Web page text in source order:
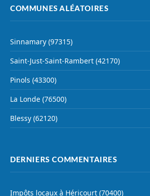
COMMUNES ALÉATOIRES
Sinnamary (97315)
Saint-Just-Saint-Rambert (42170)
Pinols (43300)
La Londe (76500)
Blessy (62120)
DERNIERS COMMENTAIRES
Impôts locaux à Héricourt (70400)